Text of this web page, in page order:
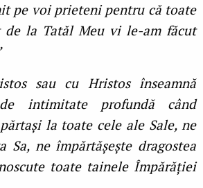
pe voi prieteni pentru că toate
de la Tatăl Meu vi le-am făcut
sau cu Hristos înseamnă
intimitate profundă când
la toate cele ale Sale, ne
Sa, ne împărtășește dragostea
toate tainele Împărăției